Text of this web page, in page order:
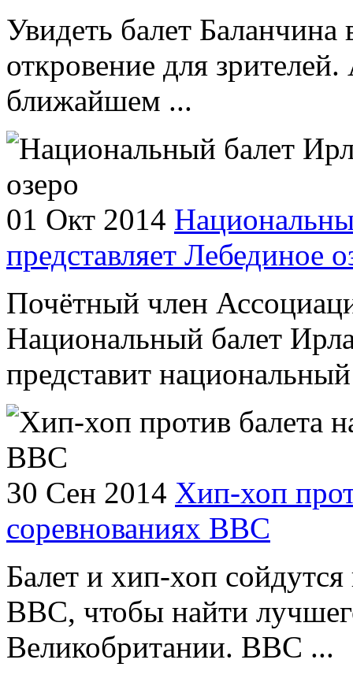
Увидеть балет
откровение для
ближайшем ...
01 Окт 2014
представляет Лебединое
Почётный член
Национальный балет
представит
30 Сен 2014 Хип-хоп
соревнованиях ВВС
Балет и хип-хоп сойдутся
BBC, чтобы найти
Великобритании. BBC ...